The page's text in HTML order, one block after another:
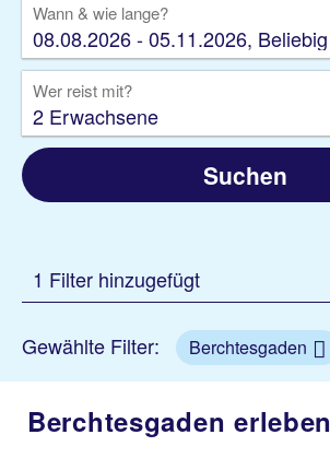
Wann & wie lange?
08.08.2026 - 05.11.2026, Beliebig
Wer reist mit?
2 Erwachsene
Suchen
1 Filter hinzugefügt
Gewählte Filter: Berchtesgaden
Berchtesgaden erleben